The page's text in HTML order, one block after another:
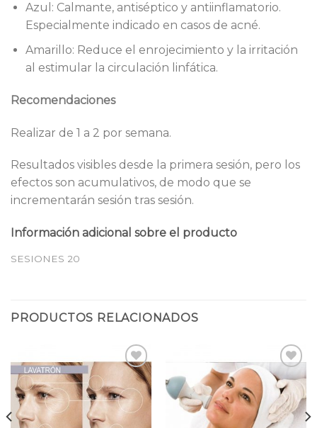
Azul: Calmante, antiséptico y antiinflamatorio.
Especialmente indicado en casos de acné.
Amarillo: Reduce el enrojecimiento y la irritación
al estimular la circulación linfática.
Recomendaciones
Realizar de 1 a 2 por semana.
Resultados visibles desde la primera sesión, pero los
efectos son acumulativos, de modo que se
incrementarán sesión tras sesión.
Información adicional sobre el producto
SESIONES 20
PRODUCTOS RELACIONADOS
Añadir
a la
lista
deseos
Añadir
a la
lista
de
deseos